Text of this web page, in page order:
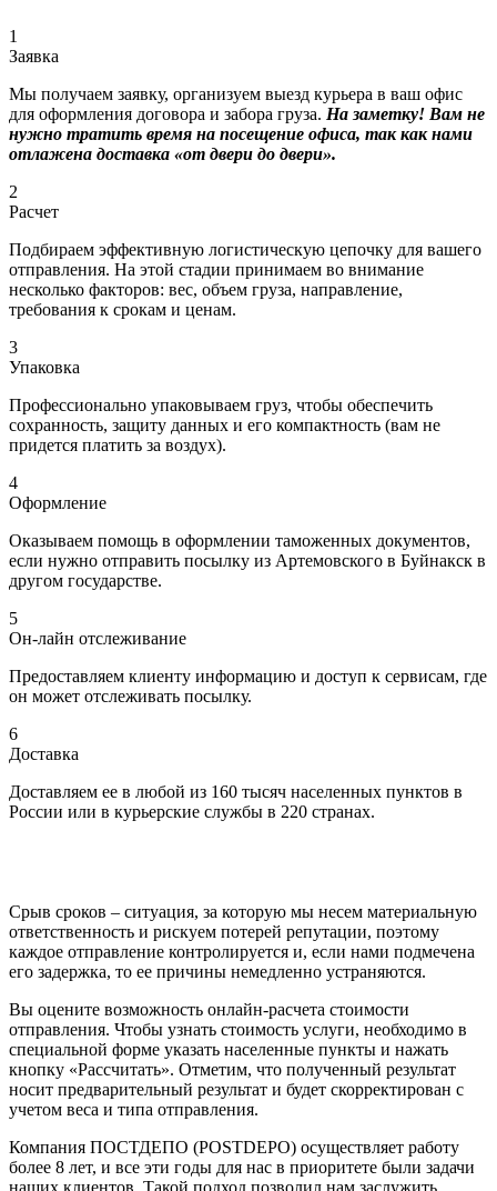
1
Заявка
Мы получаем заявку, организуем выезд курьера в ваш офис
для оформления договора и забора груза. На заметку! Вам не
нужно тратить время на посещение офиса, так как нами
отлажена доставка «от двери до двери».
2
Расчет
Подбираем эффективную логистическую цепочку для вашего
отправления. На этой стадии принимаем во внимание
несколько факторов: вес, объем груза, направление,
требования к срокам и ценам.
3
Упаковка
Профессионально упаковываем груз, чтобы обеспечить
сохранность, защиту данных и его компактность (вам не
придется платить за воздух).
4
Оформление
Оказываем помощь в оформлении таможенных документов,
если нужно отправить посылку из Артемовского в Буйнакск в
другом государстве.
5
Он-лайн отслеживание
Предоставляем клиенту информацию и доступ к сервисам, где
он может отслеживать посылку.
6
Доставка
Доставляем ее в любой из 160 тысяч населенных пунктов в
России или в курьерские службы в 220 странах.
Срыв сроков – ситуация, за которую мы несем материальную
ответственность и рискуем потерей репутации, поэтому
каждое отправление контролируется и, если нами подмечена
его задержка, то ее причины немедленно устраняются.
Вы оцените возможность онлайн-расчета стоимости
отправления. Чтобы узнать стоимость услуги, необходимо в
специальной форме указать населенные пункты и нажать
кнопку «Рассчитать». Отметим, что полученный результат
носит предварительный результат и будет скорректирован с
учетом веса и типа отправления.
Компания ПОСТДЕПО (POSTDEPO) осуществляет работу
более 8 лет, и все эти годы для нас в приоритете были задачи
наших клиентов. Такой подход позволил нам заслужить